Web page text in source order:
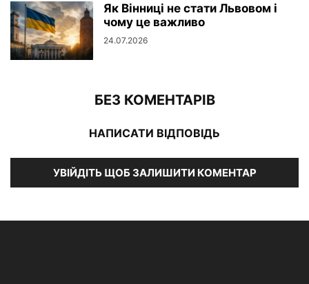
Як Вінниці не стати Львовом і
чому це важливо
24.07.2026
БЕЗ КОМЕНТАРІВ
НАПИСАТИ ВІДПОВІДЬ
УВІЙДІТЬ ЩОБ ЗАЛИШИТИ КОМЕНТАР